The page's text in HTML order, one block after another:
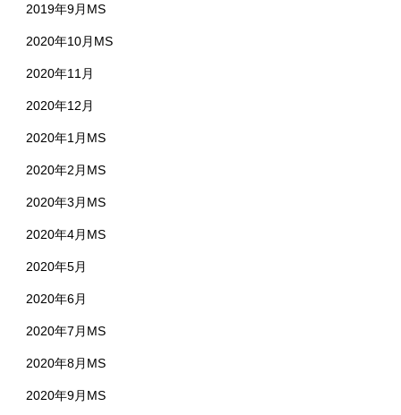
2019年9月MS
2020年10月MS
2020年11月
2020年12月
2020年1月MS
2020年2月MS
2020年3月MS
2020年4月MS
2020年5月
2020年6月
2020年7月MS
2020年8月MS
2020年9月MS